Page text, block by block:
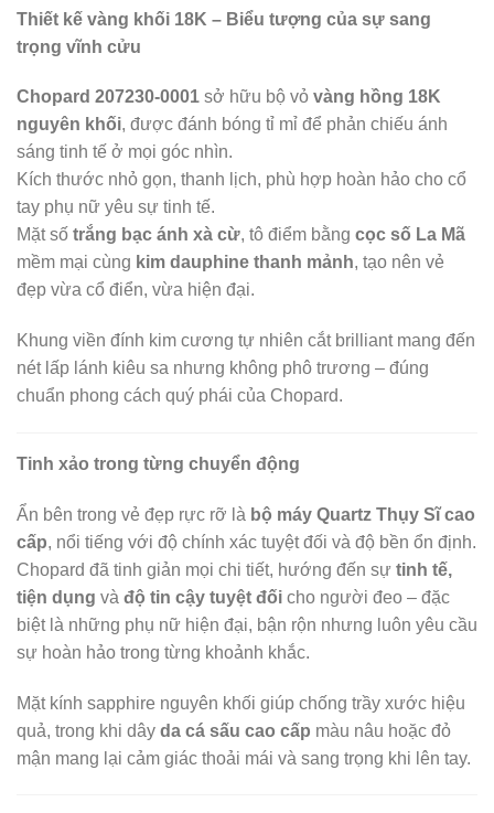
Thiết kế vàng khối 18K – Biểu tượng của sự sang
trọng vĩnh cửu
Chopard 207230-0001 sở hữu bộ vỏ vàng hồng 18K
nguyên khối, được đánh bóng tỉ mỉ để phản chiếu ánh
sáng tinh tế ở mọi góc nhìn.
Kích thước nhỏ gọn, thanh lịch, phù hợp hoàn hảo cho cổ
tay phụ nữ yêu sự tinh tế.
Mặt số trắng bạc ánh xà cừ, tô điểm bằng cọc số La Mã
mềm mại cùng kim dauphine thanh mảnh, tạo nên vẻ
đẹp vừa cổ điển, vừa hiện đại.
Khung viền đính kim cương tự nhiên cắt brilliant mang đến
nét lấp lánh kiêu sa nhưng không phô trương – đúng
chuẩn phong cách quý phái của Chopard.
Tinh xảo trong từng chuyển động
Ẩn bên trong vẻ đẹp rực rỡ là bộ máy Quartz Thụy Sĩ cao
cấp, nổi tiếng với độ chính xác tuyệt đối và độ bền ổn định.
Chopard đã tinh giản mọi chi tiết, hướng đến sự tinh tế,
tiện dụng và độ tin cậy tuyệt đối cho người đeo – đặc
biệt là những phụ nữ hiện đại, bận rộn nhưng luôn yêu cầu
sự hoàn hảo trong từng khoảnh khắc.
Mặt kính sapphire nguyên khối giúp chống trầy xước hiệu
quả, trong khi dây da cá sấu cao cấp màu nâu hoặc đỏ
mận mang lại cảm giác thoải mái và sang trọng khi lên tay.